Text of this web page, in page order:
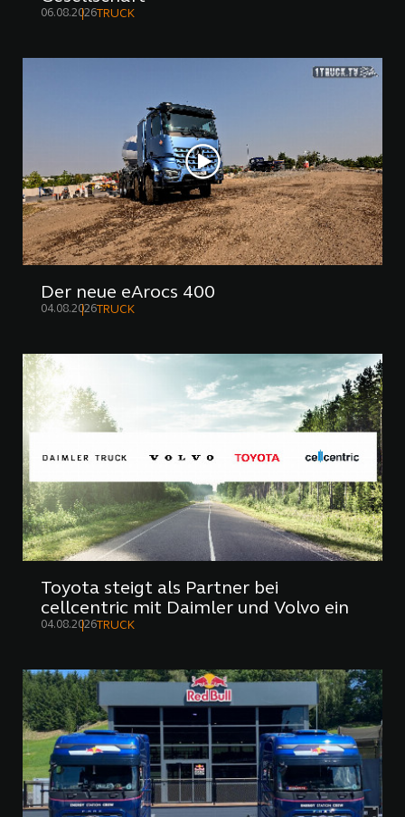
06.08.2026TRUCK
Der neue eArocs 400
04.08.2026TRUCK
Toyota steigt als Partner bei
cellcentric mit Daimler und Volvo ein
04.08.2026TRUCK